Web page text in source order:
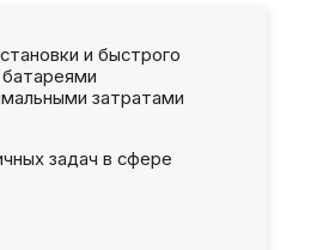
и быстрого
затратами
задач в сфере